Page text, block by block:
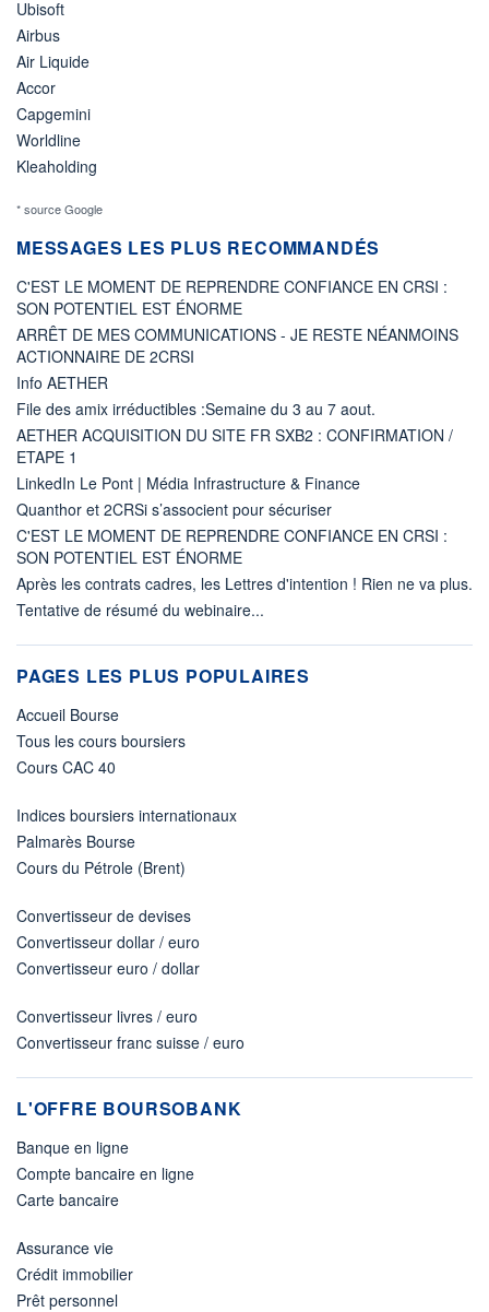
Ubisoft
Airbus
Air Liquide
Accor
Capgemini
Worldline
Kleaholding
* source Google
MESSAGES LES PLUS RECOMMANDÉS
C'EST LE MOMENT DE REPRENDRE CONFIANCE EN CRSI :
SON POTENTIEL EST ÉNORME
ARRÊT DE MES COMMUNICATIONS - JE RESTE NÉANMOINS
ACTIONNAIRE DE 2CRSI
Info AETHER
File des amix irréductibles :Semaine du 3 au 7 aout.
AETHER ACQUISITION DU SITE FR SXB2 : CONFIRMATION /
ETAPE 1
LinkedIn Le Pont | Média Infrastructure & Finance
Quanthor et 2CRSi s’associent pour sécuriser
C'EST LE MOMENT DE REPRENDRE CONFIANCE EN CRSI :
SON POTENTIEL EST ÉNORME
Après les contrats cadres, les Lettres d'intention ! Rien ne va plus.
Tentative de résumé du webinaire...
PAGES LES PLUS POPULAIRES
Accueil Bourse
Tous les cours boursiers
Cours CAC 40
Indices boursiers internationaux
Palmarès Bourse
Cours du Pétrole (Brent)
Convertisseur de devises
Convertisseur dollar / euro
Convertisseur euro / dollar
Convertisseur livres / euro
Convertisseur franc suisse / euro
L'OFFRE BOURSOBANK
Banque en ligne
Compte bancaire en ligne
Carte bancaire
Assurance vie
Crédit immobilier
Prêt personnel